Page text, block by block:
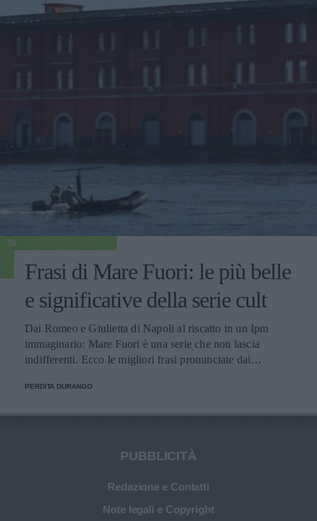
TV
Frasi di Mare Fuori: le più belle
e significative della serie cult
Dai Romeo e Giulietta di Napoli al riscatto in un Ipm
immaginario: Mare Fuori è una serie che non lascia
indifferenti. Ecco le migliori frasi pronunciate dai
PERDITA DURANGO
PUBBLICITÀ
Redazione e Contatti
Note legali e Copyright